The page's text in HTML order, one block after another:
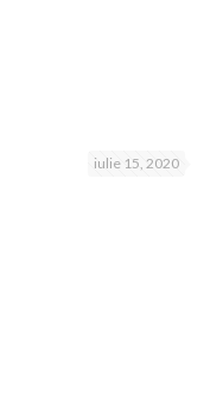
iulie 15, 2020